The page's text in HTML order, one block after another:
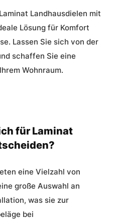
Landhausdielen mit
Lösung für Komfort
Lassen Sie sich von der
schaffen Sie eine
Wohnraum.
für Laminat
eine Vielzahl von
große Auswahl an
was sie zur
bei